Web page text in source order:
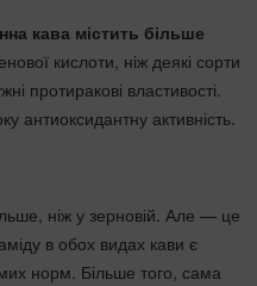
кава містить більше
кислоти, ніж деякі сорти
протиракові властивості.
антиоксидантну активність.
ніж у зерновій. Але — це
в обох видах кави є
норм. Більше того, сама